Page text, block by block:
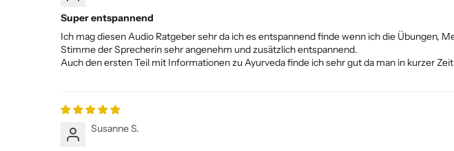
Super entspannend
Ich mag diesen Audio Ratgeber sehr da ich es entspannend finde wenn ich die
Stimme der Sprecherin sehr angenehm und zusätzlich entspannend.
Auch den ersten Teil mit Informationen zu Ayurveda finde ich sehr gut da man in kurzer
Susanne S.